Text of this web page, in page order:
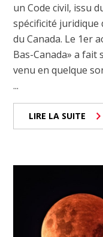
un Code civil, issu
spécificité juridique
du Canada. Le 1er
Bas-Canada» a fait
venu en quelque
...
LIRE LA SUITE